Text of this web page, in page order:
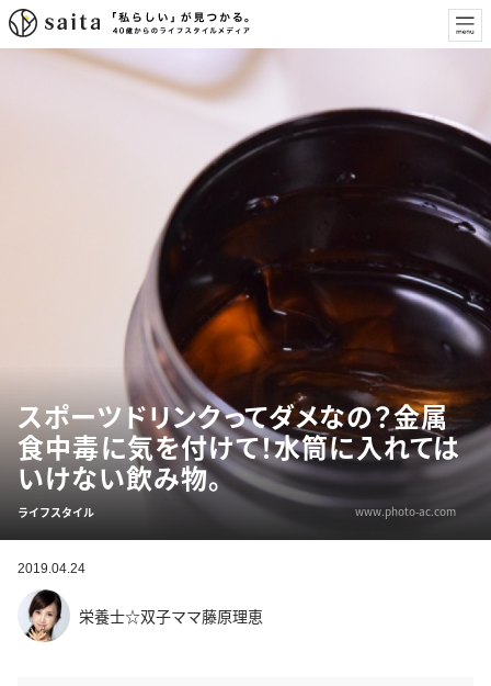
スポーツドリンクってダメなの？金属
食中毒に気を付けて！水筒に入れては
いけない飲み物。
ライフスタイル www.photo-ac.com
2019.04.24
栄養士☆双子ママ藤原理恵